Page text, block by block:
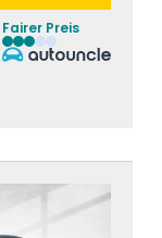
Fairer Preis